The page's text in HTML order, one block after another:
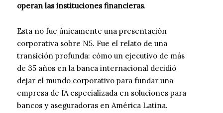
operan las instituciones financieras.
Esta no fue únicamente una presentación
corporativa sobre N5. Fue el relato de una
transición profunda: cómo un ejecutivo de más
de 35 años en la banca internacional decidió
dejar el mundo corporativo para fundar una
empresa de IA especializada en soluciones para
bancos y aseguradoras en América Latina.